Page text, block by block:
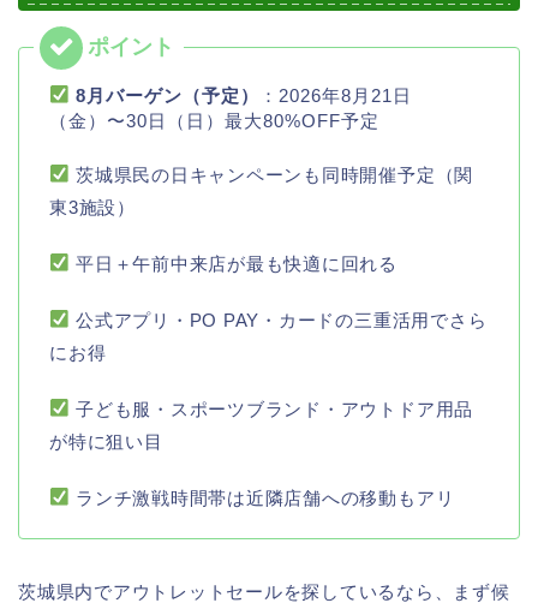
8月バーゲン（予定）
：2026年8月21日
（金）〜30日（日）最大80%OFF予定
茨城県民の日キャンペーンも同時開催予定（関
東3施設）
平日＋午前中来店が最も快適に回れる
公式アプリ・PO PAY・カードの三重活用でさら
にお得
子ども服・スポーツブランド・アウトドア用品
が特に狙い目
ランチ激戦時間帯は近隣店舗への移動もアリ
茨城県内でアウトレットセールを探しているなら、まず候